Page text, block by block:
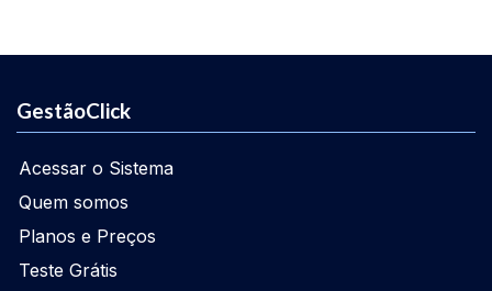
GestãoClick
Acessar o Sistema
Quem somos
Planos e Preços
Teste Grátis